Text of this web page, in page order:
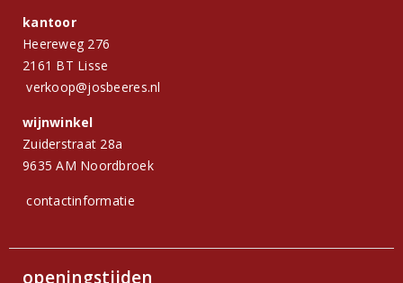
kantoor
Heereweg 276
2161 BT Lisse
verkoop@josbeeres.nl
wijnwinkel
Zuiderstraat 28a
9635 AM Noordbroek
contactinformatie
openingstijden